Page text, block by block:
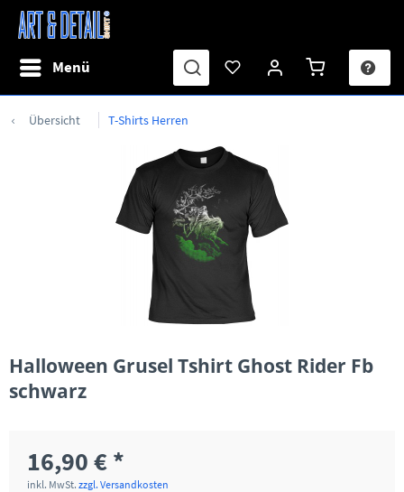
Menü
Übersicht T-Shirts Herren
Halloween Grusel Tshirt Ghost Rider Fb
schwarz
16,90 € *
inkl. MwSt. zzgl. Versandkosten